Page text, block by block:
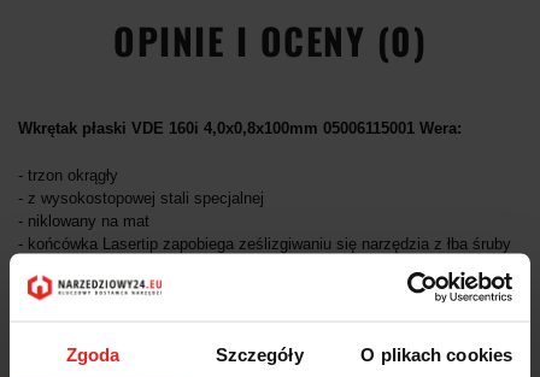
Zgoda Szczegóły O plikach cookies
OPINIE I OCENY (0)
Wkrętak płaski VDE 160i 4,0x0,8x100mm 05006115001 Wera:
- trzon okrągły
- z wysokostopowej stali specjalnej
- niklowany na mat
- końcówka Lasertip zapobiega ześlizgiwaniu się narzędzia z łba śruby
- 6-kątny kołnierz zapobiegający staczaniu
- szerokość zakończenia: 4,0mm